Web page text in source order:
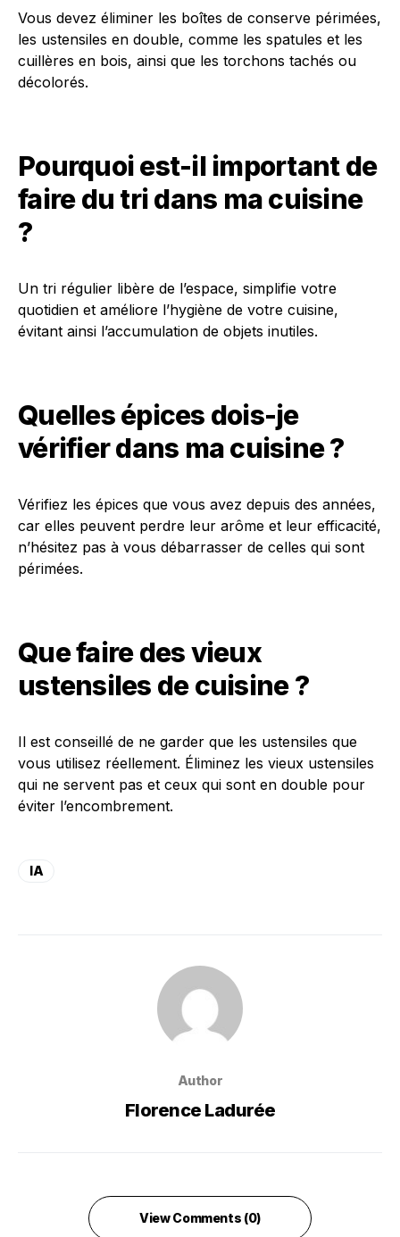
Vous devez éliminer les boîtes de conserve périmées,
les ustensiles en double, comme les spatules et les
cuillères en bois, ainsi que les torchons tachés ou
décolorés.
Pourquoi est-il important de
faire du tri dans ma cuisine
?
Un tri régulier libère de l’espace, simplifie votre
quotidien et améliore l’hygiène de votre cuisine,
évitant ainsi l’accumulation de objets inutiles.
Quelles épices dois-je
vérifier dans ma cuisine ?
Vérifiez les épices que vous avez depuis des années,
car elles peuvent perdre leur arôme et leur efficacité,
n’hésitez pas à vous débarrasser de celles qui sont
périmées.
Que faire des vieux
ustensiles de cuisine ?
Il est conseillé de ne garder que les ustensiles que
vous utilisez réellement. Éliminez les vieux ustensiles
qui ne servent pas et ceux qui sont en double pour
éviter l’encombrement.
IA
Author
Florence Ladurée
View Comments (0)